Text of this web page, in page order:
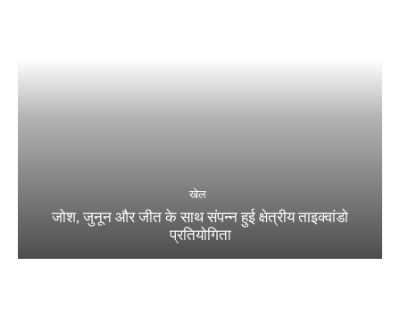
खेल
जोश, जुनून और जीत के साथ संपन्न हुई क्षेत्रीय ताइक्वांडो
प्रतियोगिता